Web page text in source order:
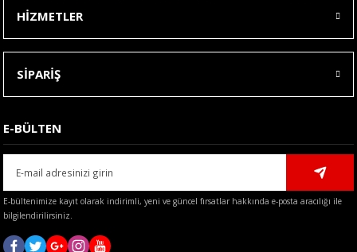
Ürün fiyatı diğer sitelerden daha pahalı.
Bu ürüne benzer farklı alternatifler olmalı.
Gönder
HİZMETLER
SİPARİŞ
E-BÜLTEN
E-bültenimize kayıt olarak indirimli, yeni ve güncel fırsatlar hakkında e-posta aracılığı ile
bilgilendirilirsiniz.